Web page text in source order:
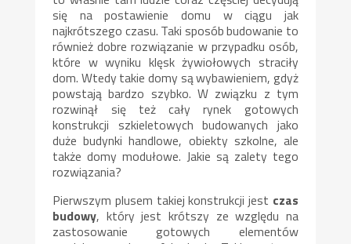
się na postawienie domu w ciągu jak
najkrótszego czasu. Taki sposób budowanie to
również dobre rozwiązanie w przypadku osób,
które w wyniku klęsk żywiołowych straciły
dom. Wtedy takie domy są wybawieniem, gdyż
powstają bardzo szybko. W związku z tym
rozwinął się też cały rynek gotowych
konstrukcji szkieletowych budowanych jako
duże budynki handlowe, obiekty szkolne, ale
także domy modułowe. Jakie są zalety tego
rozwiązania?
Pierwszym plusem takiej konstrukcji jest czas
budowy, który jest krótszy ze względu na
zastosowanie gotowych elementów